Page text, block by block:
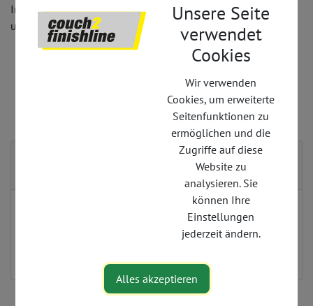
In zwei Leistungsgruppen geht‘s auf Tour, wo das Granitland
unter die Stollen genommen wird.
Modalität: 2 Gruppen
ab April
Unsere Seite
verwendet
Cookies
Wir verwenden
Cookies, um erweiterte
Seitenfunktionen zu
ermöglichen und die
Zugriffe auf diese
Website zu
analysieren. Sie
können Ihre
Einstellungen
jederzeit ändern.
Alles akzeptieren